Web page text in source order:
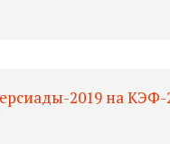
2019 на КЭФ-